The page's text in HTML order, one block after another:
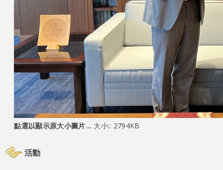
點選以顯示原大小圖片… 大小:: 2794KB
活動